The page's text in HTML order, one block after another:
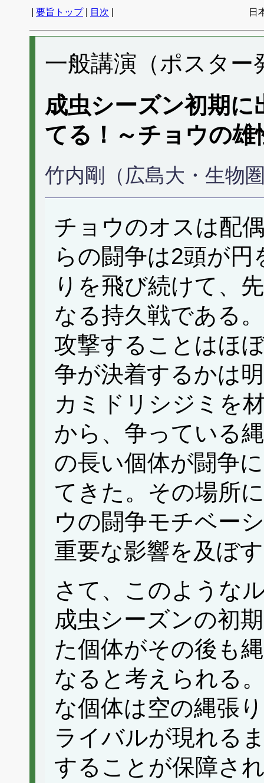
要旨トップ| 目次 日
一般講演（ポスター
成虫シーズン初期
てる！～チョウの
竹内剛（広島大・生物
チョウのオスは配
らの闘争は2頭が
りを飛び続けて、
なる持久戦である
攻撃することはほ
争が決着するかは
カミドリシジミを
から、争っている
の長い個体が闘争
てきた。その場所
ウの闘争モチベー
重要な影響を及ぼ
さて、このような
成虫シーズンの初
た個体がその後も
なると考えられる
な個体は空の縄張
ライバルが現れる
することが保障さ